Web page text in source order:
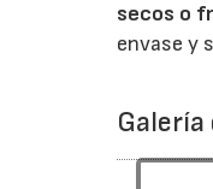
secos o
envase y